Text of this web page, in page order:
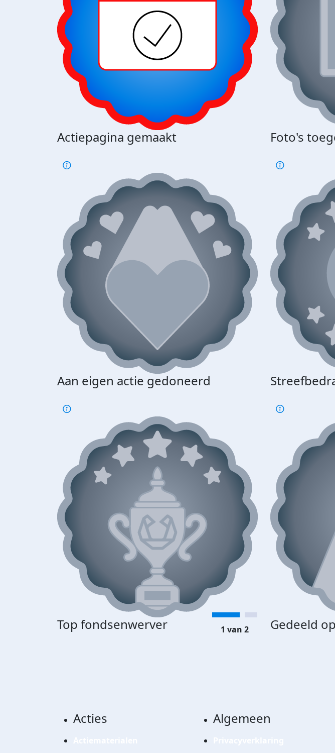
Actiepagina gemaakt Foto's
Aan eigen actie gedoneerd
Top fondsenwerver Gedeeld
1 van 2
Acties Algemeen